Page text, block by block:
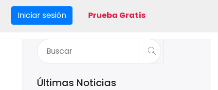
Iniciar sesión Prueba Gratis
Últimas Noticias